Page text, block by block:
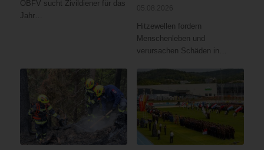
ÖBFV sucht Zivildiener für das
Jahr…
Hitzewellen fordern
Menschenleben und
verursachen Schäden in…